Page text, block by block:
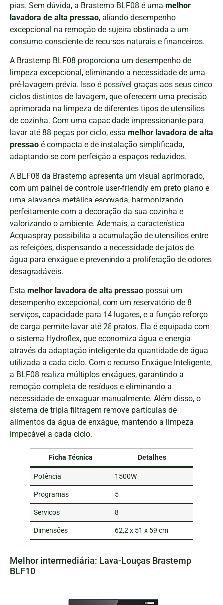
pias. Sem dúvida, a Brastemp BLF08 é uma melhor
lavadora de alta pressao, aliando desempenho
excepcional na remoção de sujeira obstinada a um
consumo consciente de recursos naturais e financeiros.
A Brastemp BLF08 proporciona um desempenho de
limpeza excepcional, eliminando a necessidade de uma
pré-lavagem prévia. Isso é possível graças aos seus cinco
ciclos distintos de lavagem, que oferecem uma precisão
aprimorada na limpeza de diferentes tipos de utensílios
de cozinha. Com uma capacidade impressionante para
lavar até 88 peças por ciclo, essa melhor lavadora de alta
pressao é compacta e de instalação simplificada,
adaptando-se com perfeição a espaços reduzidos.
A BLF08 da Brastemp apresenta um visual aprimorado,
com um painel de controle user-friendly em preto piano e
uma alavanca metálica escovada, harmonizando
perfeitamente com a decoração da sua cozinha e
valorizando o ambiente. Ademais, a característica
Acquaspray possibilita a acumulação de utensílios entre
as refeições, dispensando a necessidade de jatos de
água para enxágue e prevenindo a proliferação de odores
desagradáveis.
Esta melhor lavadora de alta pressao possui um
desempenho excepcional, com um reservatório de 8
serviços, capacidade para 14 lugares, e a função reforço
de carga permite lavar até 28 pratos. Ela é equipada com
o sistema Hydroflex, que economiza água e energia
através da adaptação inteligente da quantidade de água
utilizada a cada ciclo. Com o recurso Enxágue Inteligente,
a BLF08 realiza múltiplos enxágues, garantindo a
remoção completa de resíduos e eliminando a
necessidade de enxaguar manualmente. Além disso, o
sistema de tripla filtragem remove partículas de
alimentos da água de enxágue, mantendo a limpeza
impecável a cada ciclo.
Ficha Técnica Detalhes
Potência 1500W
Programas 5
Serviços 8
Dimensões 62,2 x 51 x 59 cm
Melhor intermediária: Lava-Louças Brastemp
BLF10